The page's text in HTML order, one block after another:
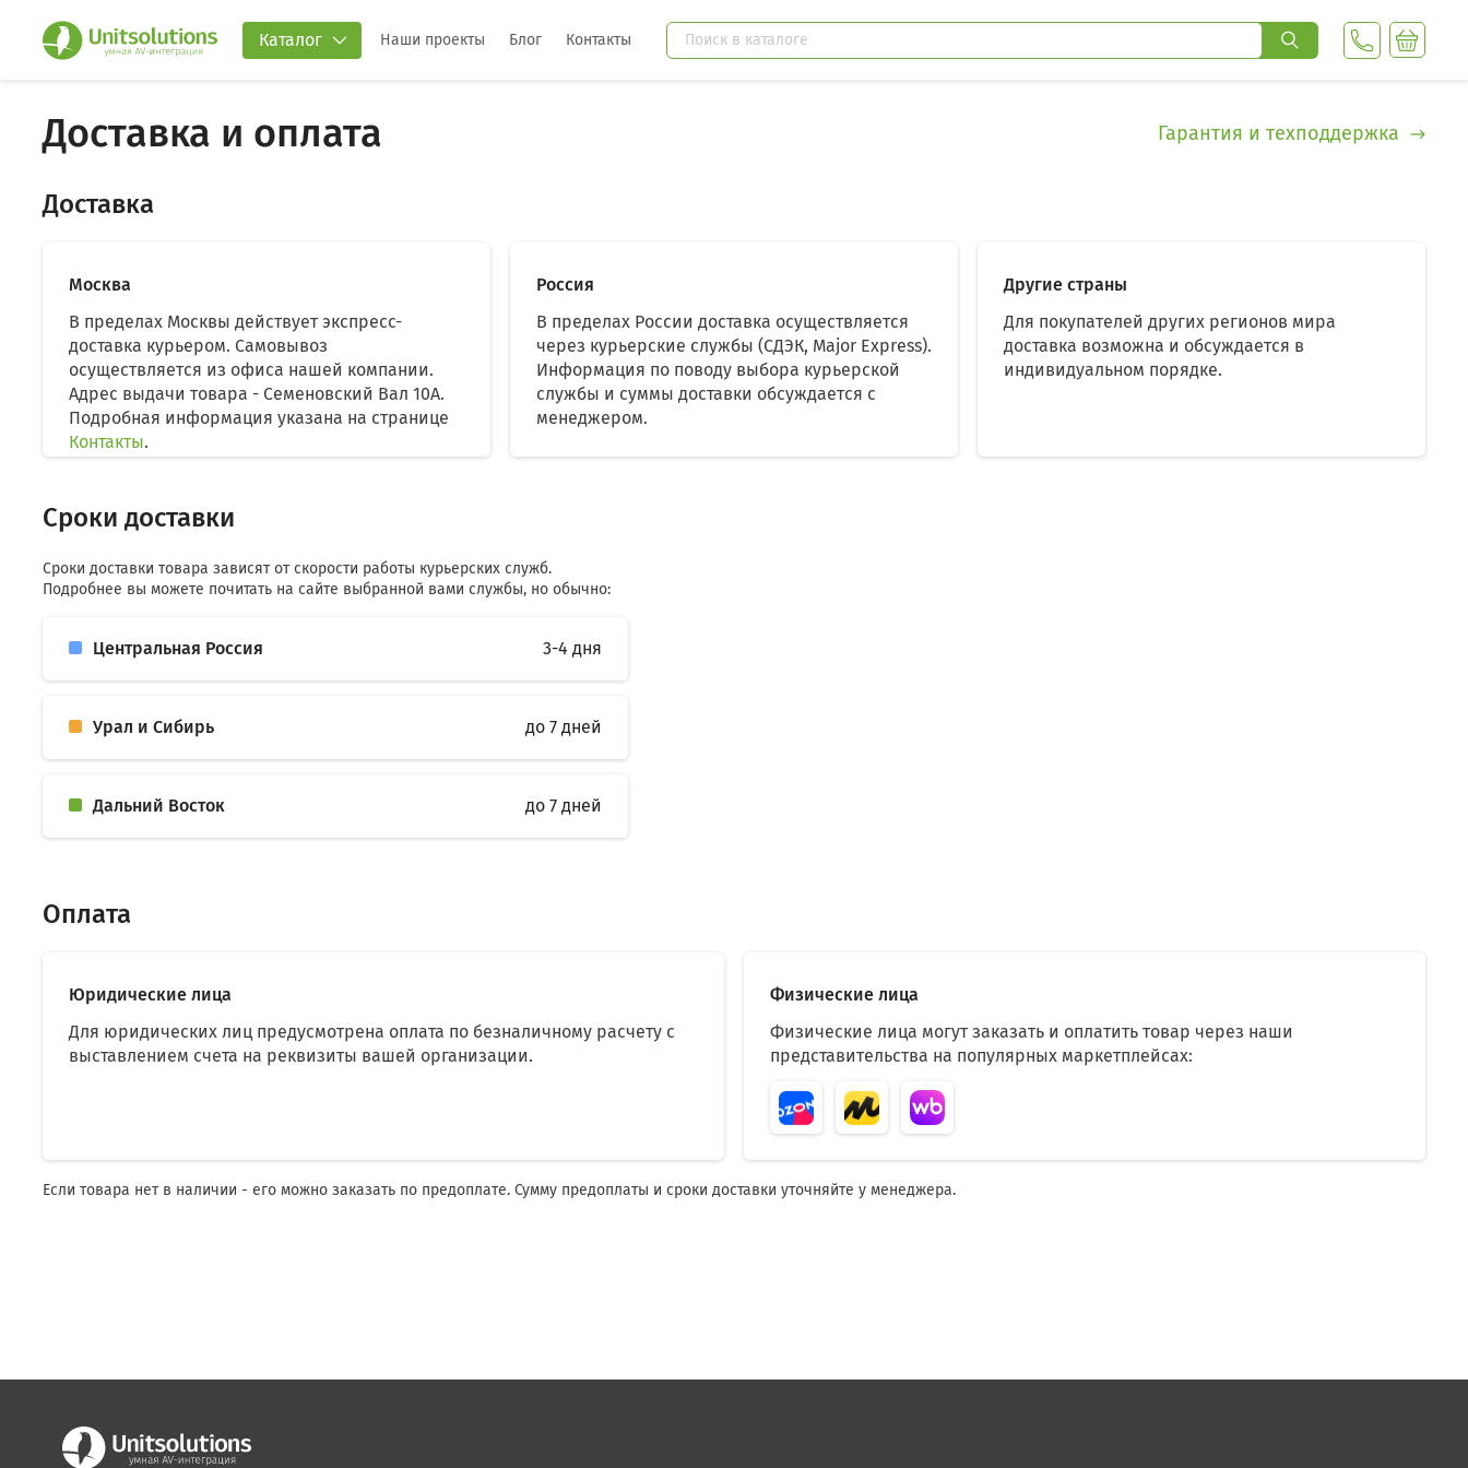
Каталог Наши проекты Блог Контакты
Доставка и оплата Гарантия и техподдержка
Доставка
Москва
В пределах Москвы действует экспресс-
доставка курьером. Самовывоз
осуществляется из офиса нашей компании.
Адрес выдачи товара - Семеновский Вал 10А.
Подробная информация указана на странице
Контакты.
Россия
В пределах России доставка осуществляется
через курьерские службы (СДЭК, Major Express).
Информация по поводу выбора курьерской
службы и суммы доставки обсуждается с
менеджером.
Другие страны
Для покупателей других регионов мира
доставка возможна и обсуждается в
индивидуальном порядке.
Сроки доставки
Сроки доставки товара зависят от скорости работы курьерских служб.
Подробнее вы можете почитать на сайте выбранной вами службы, но обычно:
Центральная Россия 3-4 дня
Урал и Сибирь до 7 дней
Дальний Восток до 7 дней
Оплата
Юридические лица
Для юридических лиц предусмотрена оплата по безналичному расчету с
выставлением счета на реквизиты вашей организации.
Физические лица
Физические лица могут заказать и оплатить товар через наши
представительства на популярных маркетплейсах:
Если товара нет в наличии - его можно заказать по предоплате. Сумму предоплаты и сроки доставки уточняйте у менеджера.